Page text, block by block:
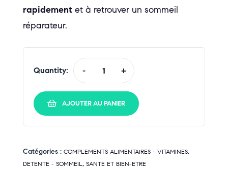
rapidement et à retrouver un sommeil
réparateur.
Quantity: - +
AJOUTER AU PANIER
Catégories : COMPLEMENTS ALIMENTAIRES - VITAMINES,
DETENTE - SOMMEIL, SANTE ET BIEN-ETRE